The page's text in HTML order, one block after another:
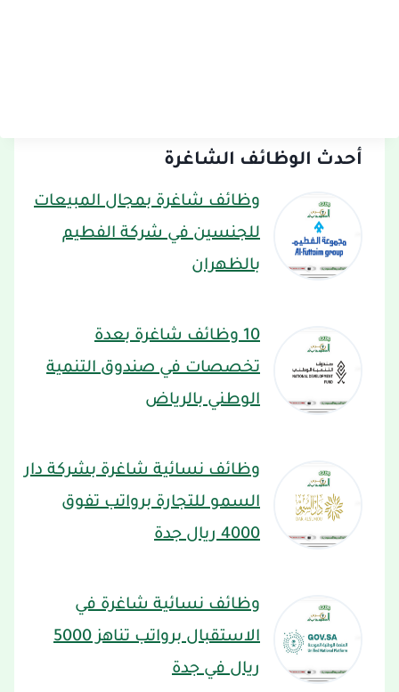
أحدث الوظائف الشاغرة
وظائف شاغرة بمجال المبيعات
للجنسين في شركة الفطيم
بالظهران
10 وظائف شاغرة بعدة
تخصصات في صندوق التنمية
الوطني بالرياض
وظائف نسائية شاغرة بشركة دار
السمو للتجارة برواتب تفوق
4000 ريال جدة
وظائف نسائية شاغرة في
الاستقبال برواتب تناهز 5000
ريال في جدة